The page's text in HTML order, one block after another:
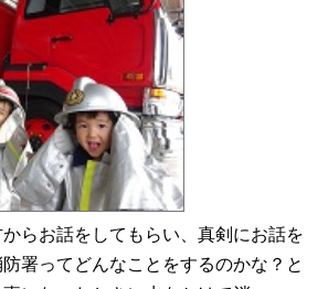
らお話をしてもらい、真剣にお話を
署ってどんなことをするのかな？と